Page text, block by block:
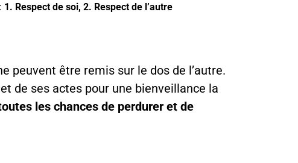
: 1. Respect de soi, 2. Respect de l’autre
peuvent être remis sur le dos de l’autre.
de ses actes pour une bienveillance la
les chances de perdurer et de